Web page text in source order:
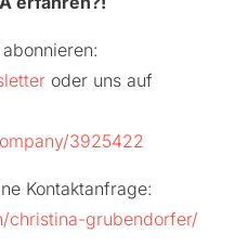
oder uns auf
3925422
Kontaktanfrage:
christina-grubendorfer/